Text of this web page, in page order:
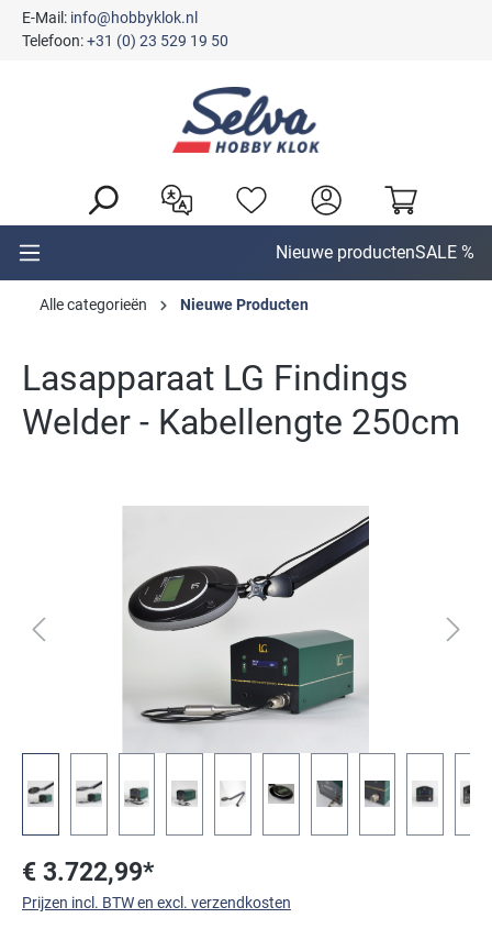
E-Mail: info@hobbyklok.nl
Telefoon:+31 (0) 23 529 19 50
Nieuwe productenSALE %
Alle categorieën Nieuwe Producten
Lasapparaat LG Findings
Welder - Kabellengte 250cm
€ 3.722,99*
Prijzen incl. BTW en excl. verzendkosten